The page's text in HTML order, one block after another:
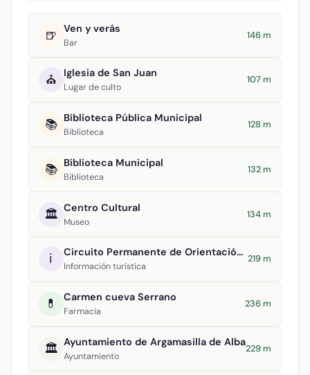
🍺 Ven y verás
Bar
146 m
⛪ Iglesia de San Juan
Lugar de culto
107 m
📚 Biblioteca Pública Municipal
Biblioteca
128 m
📚 Biblioteca Municipal
Biblioteca
132 m
🏛️ Centro Cultural
Museo
134 m
ℹ️ Circuito Permanente de Orientación Argamasilla de Alba
Información turística
219 m
💊 Carmen cueva Serrano
Farmacia
236 m
🏛️ Ayuntamiento de Argamasilla de Alba
Ayuntamiento
229 m